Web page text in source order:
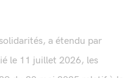
a étendu par
le 11 juillet 2026, les